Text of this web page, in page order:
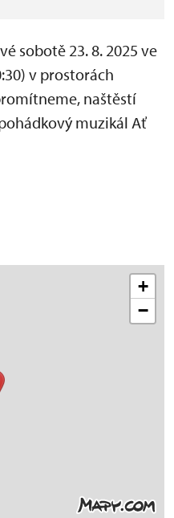
sobotě 23. 8. 2025 ve
v prostorách
naštěstí
muzikál Ať
+
−